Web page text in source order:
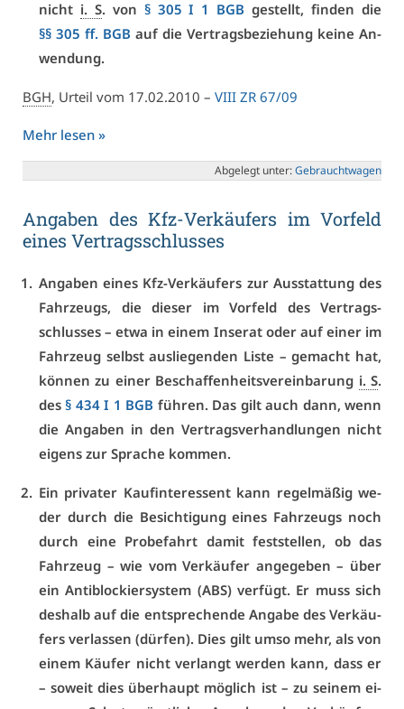
nicht i. S. von § 305 I 1 BGB ge­stellt, fin­den die
§§ 305 ff. BGB auf die Ver­trags­be­zie­hung kei­ne An­
wen­dung.
BGH, Ur­teil vom 17.02.2010 – VI­II ZR 67/09
Mehr le­sen »
Ab­ge­legt un­ter:Ge­braucht­wa­gen
An­ga­ben des Kfz-Ver­käu­fers im Vor­feld
ei­nes Ver­trags­schlus­ses
An­ga­ben ei­nes Kfz-Ver­käu­fers zur Aus­stat­tung des
Fahr­zeugs, die die­ser im Vor­feld des Ver­trags­
schlus­ses – et­wa in ei­nem In­se­rat oder auf ei­ner im
Fahr­zeug selbst aus­lie­gen­den Lis­te – ge­macht hat,
kön­nen zu ei­ner Be­schaf­fen­heits­ver­ein­ba­rung i. S.
des§ 434 I 1 BGB füh­ren. Das gilt auch dann, wenn
die An­ga­ben in den Ver­trags­ver­hand­lun­gen nicht
ei­gens zur Spra­che kom­men.
Ein pri­va­ter Kauf­in­ter­es­sent kann re­gel­mä­ßig we­
der durch die Be­sich­ti­gung ei­nes Fahr­zeugs noch
durch ei­ne Pro­be­fahrt da­mit fest­stel­len, ob das
Fahr­zeug – wie vom Ver­käu­fer an­ge­ge­ben – über
ein An­ti­blo­ckier­sys­tem (ABS) ver­fügt. Er muss sich
des­halb auf die ent­spre­chen­de An­ga­be des Ver­käu­
fers ver­las­sen (dür­fen). Dies gilt um­so mehr, als von
ei­nem Käu­fer nicht ver­langt wer­den kann, dass er
– so­weit dies über­haupt mög­lich ist – zu sei­nem ei­